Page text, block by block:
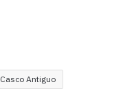
Casco Antiguo